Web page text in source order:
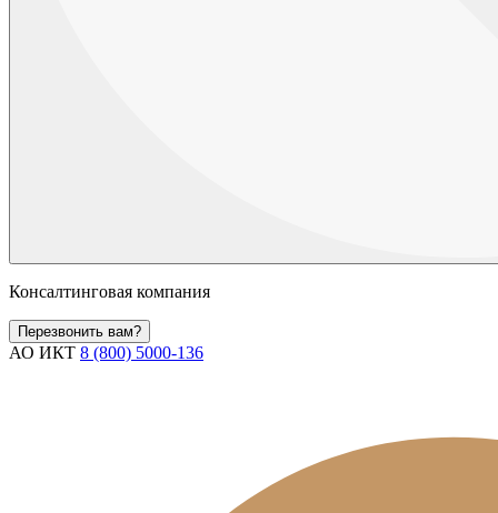
Консалтинговая компания
Перезвонить вам?
АО ИКТ 8 (800) 5000-136